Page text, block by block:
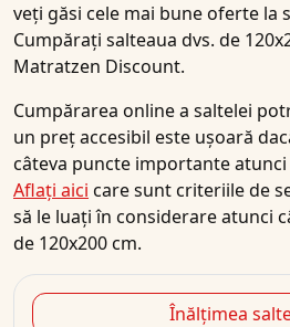
veți găsi cele mai buneoferte la
Cumpărați salteaua dvs. de
Matratzen Discount.
Cumpărarea online a saltelei
un preț accesibil este ușoară
câteva puncte importante
Aflați aici care sunt criteriile de
să le luați în considerare atunci
de 120x200 cm.
Înălțimea